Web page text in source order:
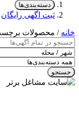
دسته‌بندی‌ها
ثبت اگهی رایگان
خانه / محصولات برچسب
جستجو